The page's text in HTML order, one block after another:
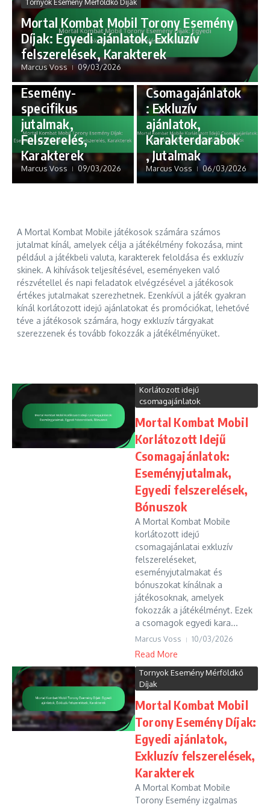
Tornyok Esemény Mérföldkő Díjak
Mortal Kombat Mobil Torony Esemény
Díjak: Egyedi ajánlatok, Exkluzív
felszerelések, Karakterek
Marcus Voss 09/03/2026
Tornyok Esemény Mérföldkő
Díjak
Mortal Kombat
Mobil Torony
Esemény Díjak:
Esemény-
specifikus
jutalmak,
Felszerelés,
Karakterek
Marcus Voss 09/03/2026
csomagajánlatok
Mortal Kombat
Mobile
Korlátozott Idejű
Csomagajánlatok
: Exkluzív
ajánlatok,
Karakterdarabok
, Jutalmak
Marcus Voss 06/03/2026
A Mortal Kombat Mobile játékosok számára számos
jutalmat kínál, amelyek célja a játékélmény fokozása, mint
például a játékbeli valuta, karakterek feloldása és exkluzív
skinek. A kihívások teljesítésével, eseményeken való
részvétellel és napi feladatok elvégzésével a játékosok
értékes jutalmakat szerezhetnek. Ezenkívül a játék gyakran
kínál korlátozott idejű ajánlatokat és promóciókat, lehetővé
téve a játékosok számára, hogy exkluzív tárgyakat
szerezzenek és tovább fokozzák a játékélményüket.
Korlátozott idejű
csomagajánlatok
Mortal Kombat Mobil
Korlátozott Idejű
Csomagajánlatok:
Eseményjutalmak,
Egyedi felszerelések,
Bónuszok
A Mortal Kombat Mobile
korlátozott idejű
csomagajánlatai exkluzív
felszereléseket,
eseményjutalmakat és
bónuszokat kínálnak a
játékosoknak, amelyek
fokozzák a játékélményt. Ezek
a csomagok egyedi kara...
Marcus Voss 10/03/2026
Read More
Tornyok Esemény Mérföldkő
Díjak
Mortal Kombat Mobil
Torony Esemény Díjak:
Egyedi ajánlatok,
Exkluzív felszerelések,
Karakterek
A Mortal Kombat Mobile
Torony Esemény izgalmas